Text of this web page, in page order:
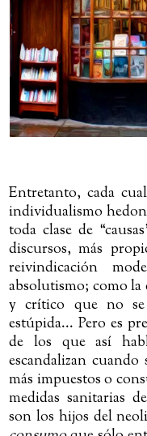
Entretanto, cada
individualismo
toda clase de
discursos, más
reivindicación
absolutismo; como
y crítico que no se
estúpida... Pero es
de los que así
escandalizan
más impuestos o
medidas sanitarias
son los hijos del